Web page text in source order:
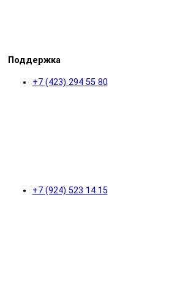
Поддержка
+7 (423) 294 55 80
+7 (924) 523 14 15